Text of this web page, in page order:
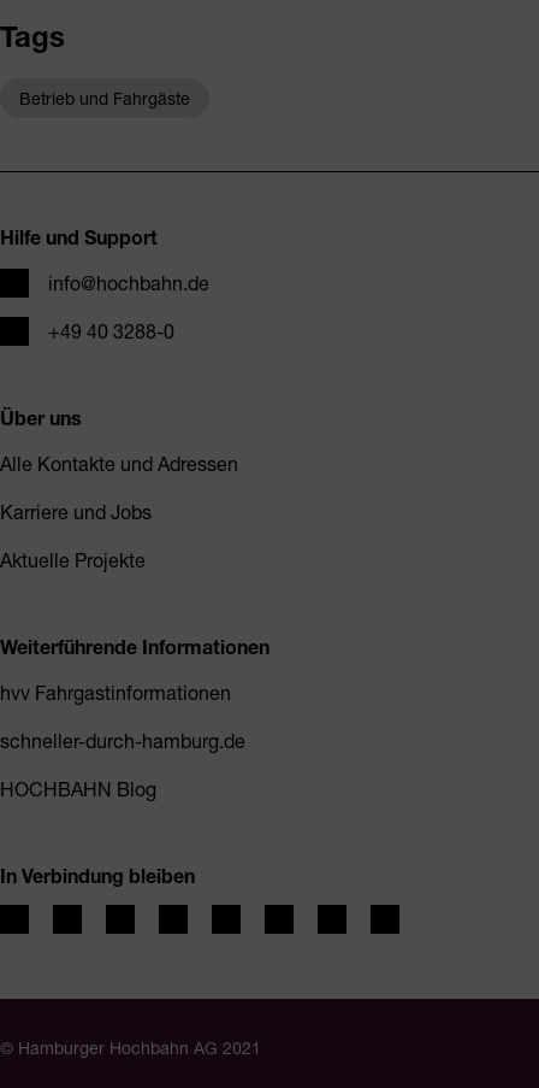
Tags
Betrieb und Fahrgäste
Hilfe und Support
E-Mailinfo@hochbahn.de
Telefon+49 40 3288-0
Über uns
Alle Kontakte und Adressen
Karriere und Jobs
Aktuelle Projekte
Weiterführende Informationen
hvv Fahrgastinformationen
schneller-durch-hamburg.de
HOCHBAHN Blog
In Verbindung bleiben
© Hamburger Hochbahn AG 2021